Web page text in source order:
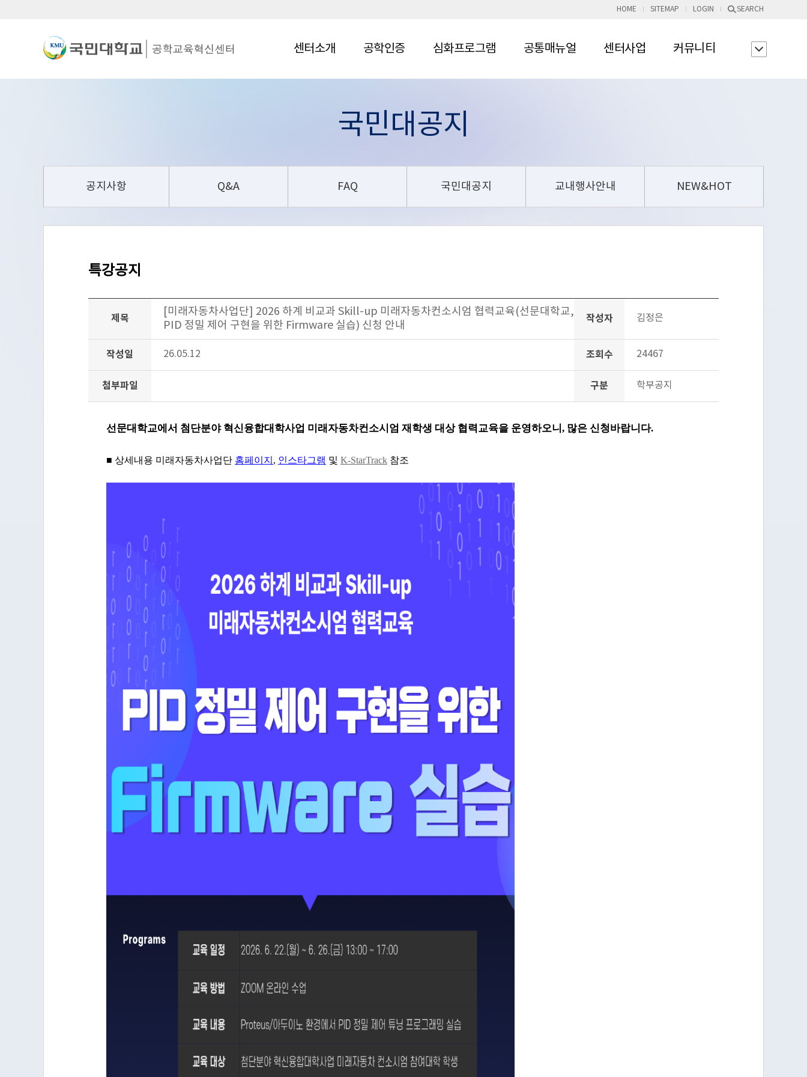
HOME SITEMAP LOGIN SEARCH
센터소개 공학인증 심화프로그램 공통매뉴얼 센터사업 커뮤니티
국민대공지
공지사항 Q&A FAQ 국민대공지 교내행사안내 NEW&HOT
특강공지
제목
[미래자동차사업단] 2026 하계 비교과 Skill-up 미래자동차컨소시엄 협력교육(선문대학교,
PID 정밀 제어 구현을 위한 Firmware 실습) 신청 안내
작성자 김정은
작성일 26.05.12 조회수 24467
첨부파일 구분 학부공지
선문대학교에서 첨단분야 혁신융합대학사업 미래자동차컨소시엄 재학생 대상 협력교육을 운영하오니, 많은 신청바랍니다.
■ 상세내용 미래자동차사업단 홈페이지 , 인스타그램 및 K-StarTrack 참조